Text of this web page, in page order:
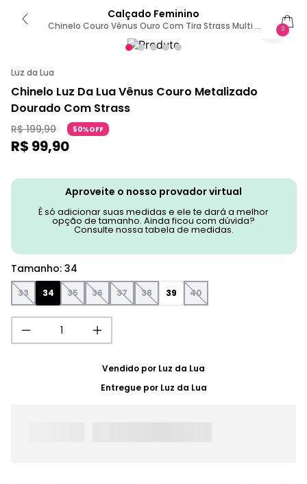
Calçado Feminino
Chinelo Couro Vênus Ouro Com Tira Strass Multi -
52210068 34
0
Luz da Lua
Chinelo Luz Da Lua Vênus Couro Metalizado
Dourado Com Strass
R$ 199,90 50%OFF
R$ 99,90
Aproveite o nosso provador virtual
É só adicionar suas medidas e ele te dará a melhor
opção de tamanho. Ainda ficou com dúvida?
Consulte nossa tabela de medidas.
Tamanho: 34
33 34 35 36 37 38 39 40
Vendido por Luz da Lua
Entregue por Luz da Lua